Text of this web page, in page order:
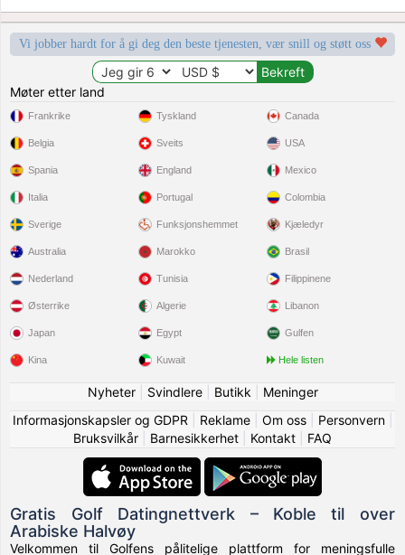
Vi jobber hardt for å gi deg den beste tjenesten, vær snill og støtt oss
Møter etter land
Frankrike
Belgia
Spania
Italia
Sverige
Tyskland
Sveits
England
Portugal
Funksjonshemmet
Canada
USA
Mexico
Colombia
Kjæledyr
Australia
Nederland
Østerrike
Japan
Kina
Marokko
Tunisia
Algerie
Egypt
Kuwait
Brasil
Filippinene
Libanon
Gulfen
Hele listen
Nyheter| Svindlere| Butikk
Meninger
Informasjonskapsler og GDPR
Reklame| Om oss| Personvern|
Bruksvilkår
Barnesikkerhet Kontakt FAQ
Gratis Golf Datingnettverk – Koble til over
Arabiske Halvøy
Velkommen til Golfens pålitelige plattform for meningsfulle